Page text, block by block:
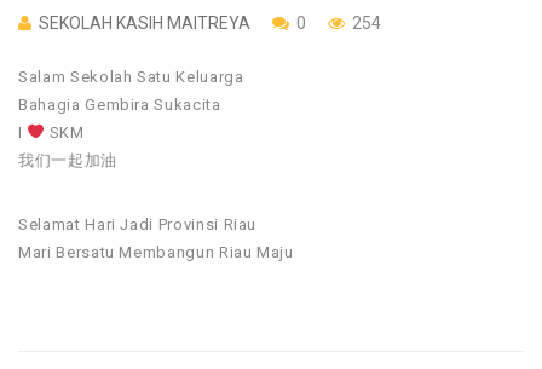
SEKOLAH KASIH MAITREYA 0 254
Salam Sekolah Satu Keluarga
Bahagia Gembira Sukacita
I
SKM
我们一起加油
Selamat Hari Jadi Provinsi Riau
Mari Bersatu Membangun Riau Maju